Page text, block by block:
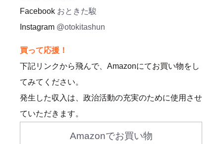
Facebook おときた駿
Instagram @otokitashun
買って応援！
下記リンクから飛んで、Amazonにてお買い物をし
てみてください。
発生した収入は、政治活動の充実のために使用させ
ていただきます。
Amazonでお買い物